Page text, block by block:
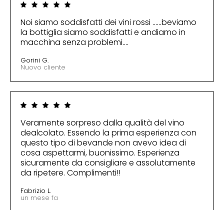
Noi siamo soddisfatti dei vini rossi ......beviamo
la bottiglia siamo soddisfatti e andiamo in
macchina senza problemi....
Gorini G.
Nuovo cliente
Veramente sorpreso dalla qualità del vino
dealcolato. Essendo la prima esperienza con
questo tipo di bevande non avevo idea di
cosa aspettarmi, buonissimo. Esperienza
sicuramente da consigliare e assolutamente
da ripetere. Complimenti!!
Fabrizio L.
un mese fa